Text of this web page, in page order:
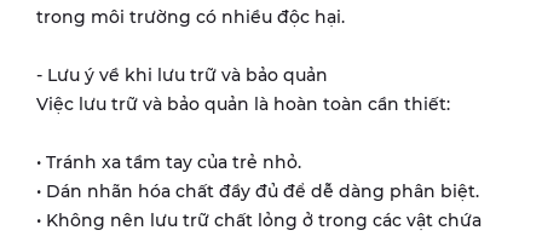
trong môi trường có nhiều độc hại.
- Lưu ý về khi lưu trữ và bảo quản
Việc lưu trữ và bảo quản là hoàn toàn cần thiết:
• Tránh xa tầm tay của trẻ nhỏ.
• Dán nhãn hóa chất đầy đủ để dễ dàng phân biệt.
• Không nên lưu trữ chất lỏng ở trong các vật chứa